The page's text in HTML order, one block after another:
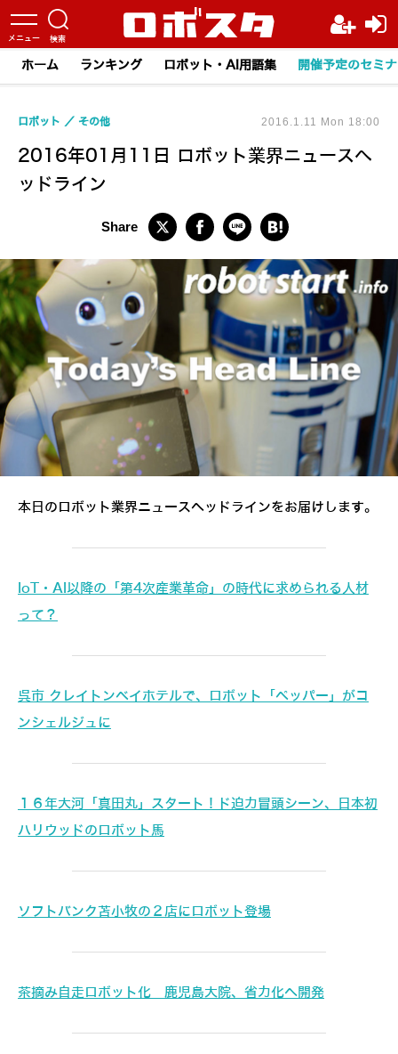
ホーム ランキング ロボット・AI用語集 開催予定のセミ
2016年01月11日 ロボット業界ニュースヘ
ッドライン
ロボット その他 2016.1.11 Mon 18:00
本日のロボット業界ニュースヘッドラインをお届けします。
IoT・AI以降の「第4次産業革命」の時代に求められる人材
って？
呉市 クレイトンベイホテルで、ロボット「ペッパー」がコ
ンシェルジュに
１６年大河「真田丸」スタート！ド迫力冒頭シーン、日本初
ハリウッドのロボット馬
ソフトバンク苫小牧の２店にロボット登場
茶摘み自走ロボット化 鹿児島大院、省力化へ開発